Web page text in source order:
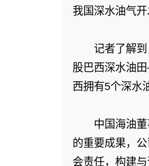
我国深水油气
记者了解到
股巴西深水油
西拥有5个深水
中国海油董
的重要成果，
会责任，构建